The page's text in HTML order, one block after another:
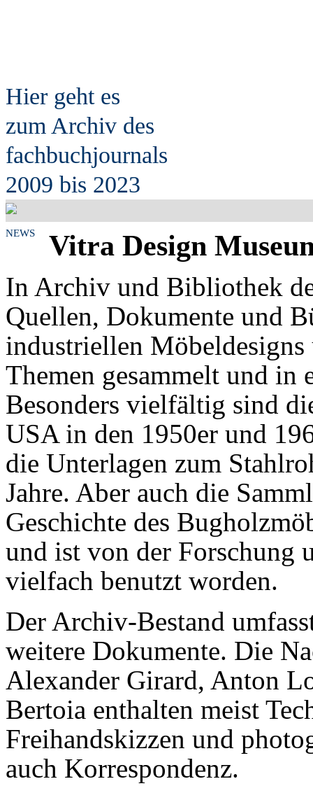
Hier geht es
zum Archiv des
fachbuchjournals
2009 bis 2023
NEWS Vitra Design
In Archiv und Bibliothek
Quellen, Dokumente und
industriellen
Themen gesammelt und in
Besonders vielfältig sind
USA in den 1950er und
die Unterlagen zum
Jahre. Aber auch die
Geschichte des
und ist von der Forschung
vielfach benutzt worden.
Der Archiv-Bestand
weitere Dokumente. Die
Alexander Girard, Anton
Bertoia enthalten meist
Freihandskizzen und
auch Korrespondenz.